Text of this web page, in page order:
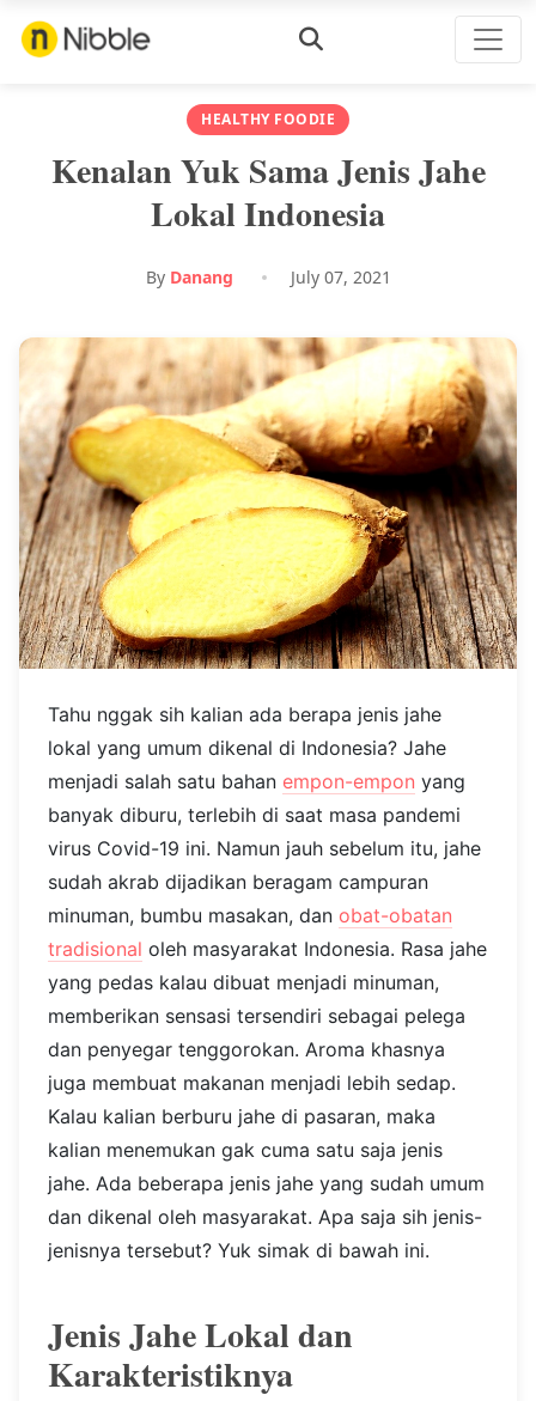
HEALTHY FOODIE
Kenalan Yuk Sama Jenis Jahe
Lokal Indonesia
By Danang July 07, 2021
Tahu nggak sih kalian ada berapa jenis jahe
lokal yang umum dikenal di Indonesia? Jahe
menjadi salah satu bahan empon-empon yang
banyak diburu, terlebih di saat masa pandemi
virus Covid-19 ini. Namun jauh sebelum itu, jahe
sudah akrab dijadikan beragam campuran
minuman, bumbu masakan, dan obat-obatan
tradisional oleh masyarakat Indonesia. Rasa jahe
yang pedas kalau dibuat menjadi minuman,
memberikan sensasi tersendiri sebagai pelega
dan penyegar tenggorokan. Aroma khasnya
juga membuat makanan menjadi lebih sedap.
Kalau kalian berburu jahe di pasaran, maka
kalian menemukan gak cuma satu saja jenis
jahe. Ada beberapa jenis jahe yang sudah umum
dan dikenal oleh masyarakat. Apa saja sih jenis-
jenisnya tersebut? Yuk simak di bawah ini.
Jenis Jahe Lokal dan
Karakteristiknya